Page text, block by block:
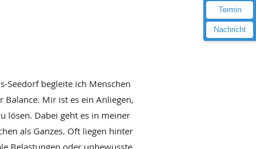
Seedorf begleite ich Menschen
Mir ist es ein Anliegen,
lösen. Dabei geht es in meiner
als Ganzes. Oft liegen hinter
Belastungen oder unbewusste
Termin
Nachricht